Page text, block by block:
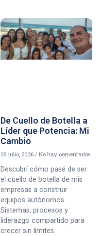
De Cuello de Botella a
Líder que Potencia: Mi
Cambio
25 julio, 2026 No hay comentarios
Descubrí cómo pasé de ser
el cuello de botella de mis
empresas a construir
equipos autónomos.
Sistemas, procesos y
liderazgo compartido para
crecer sin límites.